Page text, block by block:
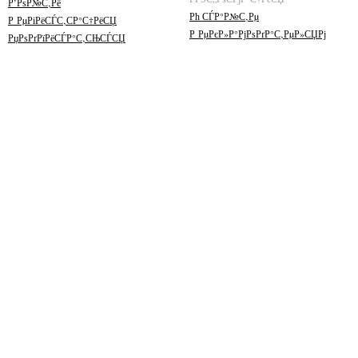
Р РµРіРёСЃС‚СР°С†РёСЏ
РџРѕРґРїРёСЃР°С‚СЊСЃСЏ
Рћ СЃР°Р№С‚Рµ
Р РµРєР»Р°РјРѕРґР°С‚РµР»СЏРј